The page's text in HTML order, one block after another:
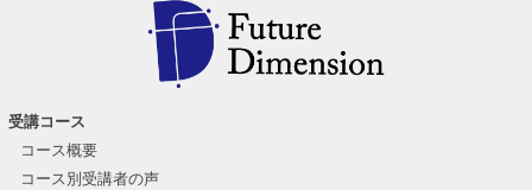
受講コース
コース概要
コース別受講者の声